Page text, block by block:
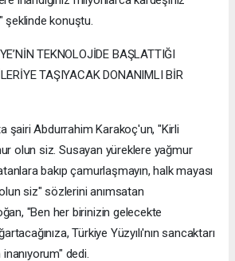
şeklinde konuştu.
TEKNOLOJİDE BAŞLATTIĞI
TAŞIYACAK DONANIMLI BİR
şairi Abdurrahim Karakoç'un, "Kirli
olun siz. Susayan yüreklere yağmur
bakıp çamurlaşmayın, halk mayası
siz" sözlerini anımsatan
"Ben her birinizin gelecekte
Türkiye Yüzyılı'nın sancaktarı
dedi.